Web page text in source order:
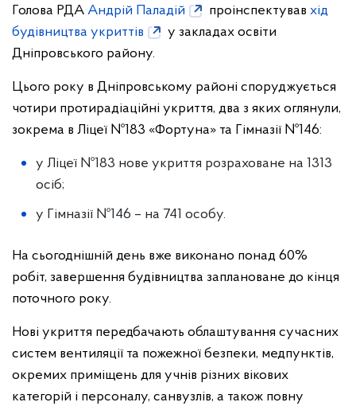
Голова РДА Андрій Паладій проінспектував хід
будівництва укриттів
у закладах освіти
Дніпровського району.
Цього року в Дніпровському районі споруджується
чотири протирадіаційні укриття, два з яких оглянули,
зокрема в Ліцеї №183 «Фортуна» та Гімназії №146:
у Ліцеї №183 нове укриття розраховане на 1313
осіб;
у Гімназії №146 – на 741 особу.
На сьогоднішній день вже виконано понад 60%
робіт, завершення будівництва заплановане до кінця
поточного року.
Нові укриття передбачають облаштування сучасних
систем вентиляції та пожежної безпеки, медпунктів,
окремих приміщень для учнів різних вікових
категорій і персоналу, санвузлів, а також повну